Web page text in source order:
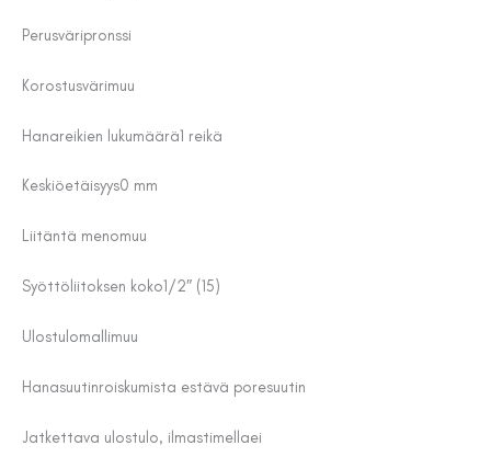
Perusväripronssi
Korostusvärimuu
Hanareikien lukumäärä1 reikä
Keskiöetäisyys0 mm
Liitäntä menomuu
Syöttöliitoksen koko1/2″ (15)
Ulostulomallimuu
Hanasuutinroiskumista estävä poresuutin
Jatkettava ulostulo, ilmastimellaei